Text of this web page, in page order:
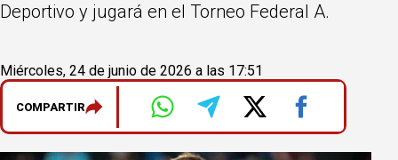
Deportivo y jugará en el Torneo Federal A.
Miércoles, 24 de junio de 2026 a las 17:51
COMPARTIR